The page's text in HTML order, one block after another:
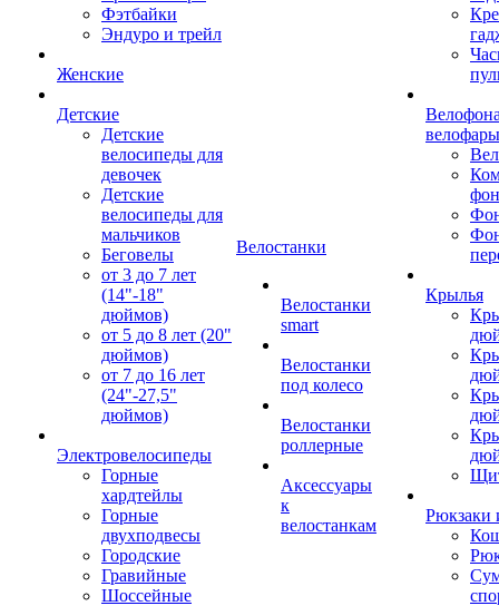
Фэтбайки
Эндуро и трейл
Женские
Детские
Детские
велосипеды для
девочек
Детские
велосипеды для
мальчиков
Беговелы
от 3 до 7 лет
(14"-18"
дюймов)
от 5 до 8 лет (20"
дюймов)
от 7 до 16 лет
(24"-27,5"
дюймов)
Электровелосипеды
Горные
хардтейлы
Горные
двухподвесы
Городские
Гравийные
Шоссейные
Велостанки
Велостанки
smart
Велостанки
под колесо
Велостанки
роллерные
Аксессуары
к
велостанкам
велофары
Крылья
Рюкзаки